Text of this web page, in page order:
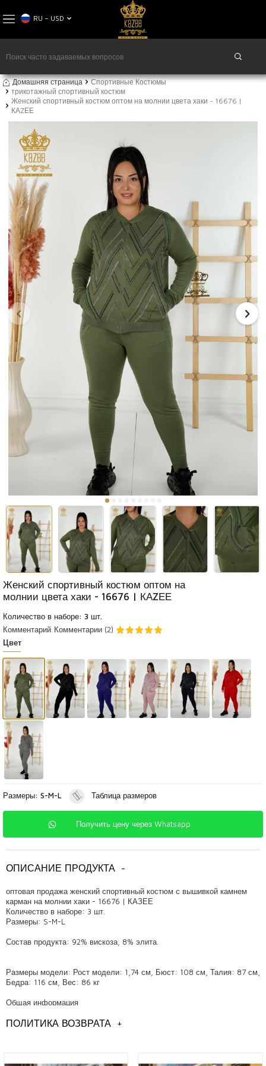
RU − USD
Домашняя страница
Спортивные Костюмы
трикотажный спортивный костюм
Женский спортивный костюм оптом на молнии цвета хаки - 16676 |
КАZЕЕ
Женский спортивный костюм оптом на
молнии цвета хаки - 16676 | КАZЕЕ
Количество в наборе: 3 шт.
Комментарий Комментарии (2)
Цвет
Размеры: S-M-L Таблица размеров
Получить цену через Whatsapp
ОПИСАНИЕ ПРОДУКТА -
оптовая продажа женский спортивный костюм с вышивкой камнем
карман на молнии хаки - 16676 | КАЗЕЕ
Количество в наборе: 3 шт.
Размеры: S-M-L
Состав продукта: 92% вискоза, 8% элита.
Размеры модели: Рост модели: 1,74 см, Бюст: 108 см, Талия: 87 см,
Бедра: 116 см, Вес: 86 кг
Общая информация
ПОЛИТИКА ВОЗВРАТА +